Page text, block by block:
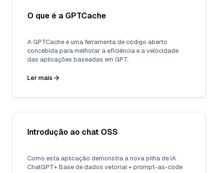
O que é a GPTCache
A GPTCache é uma ferramenta de código aberto
concebida para melhorar a eficiência e a velocidade
das aplicações baseadas em GPT.
Ler mais
Introdução ao chat OSS
Como esta aplicação demonstra a nova pilha de IA
ChatGPT+ Base de dados vetorial + prompt-as-code